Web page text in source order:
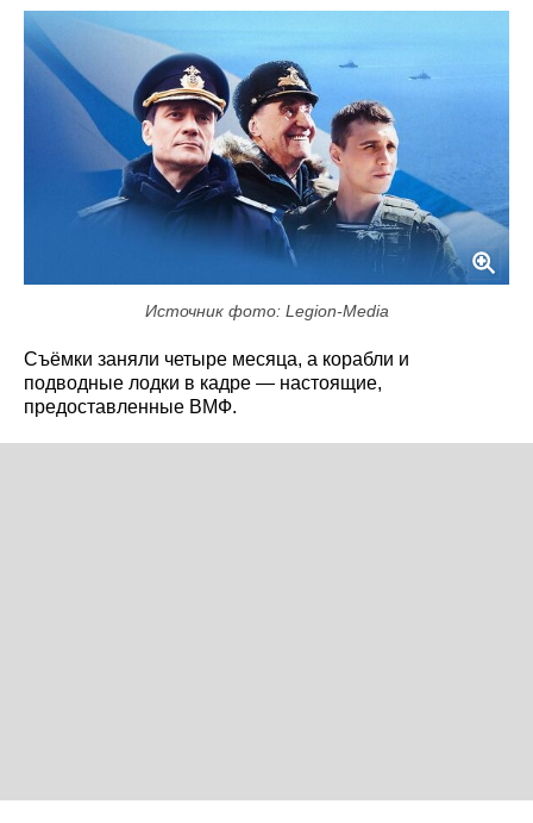
Источник фото: Legion-Media
Съёмки заняли четыре месяца, а корабли и
подводные лодки в кадре — настоящие,
предоставленные ВМФ.